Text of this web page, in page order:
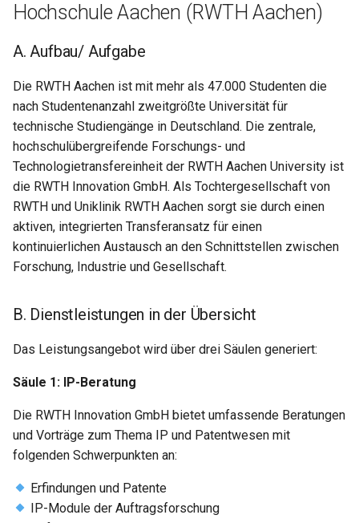
Hochschule Aachen (RWTH Aachen)
A. Aufbau/ Aufgabe
Die RWTH Aachen ist mit mehr als 47.000 Studenten die
nach Studentenanzahl zweitgrößte Universität für
technische Studiengänge in Deutschland. Die zentrale,
hochschulübergreifende Forschungs- und
Technologietransfereinheit der RWTH Aachen University ist
die RWTH Innovation GmbH. Als Tochtergesellschaft von
RWTH und Uniklinik RWTH Aachen sorgt sie durch einen
aktiven, integrierten Transferansatz für einen
kontinuierlichen Austausch an den Schnittstellen zwischen
Forschung, Industrie und Gesellschaft.
B. Dienstleistungen in der Übersicht
Das Leistungsangebot wird über drei Säulen generiert:
Säule 1: IP-Beratung
Die RWTH Innovation GmbH bietet umfassende Beratungen
und Vorträge zum Thema IP und Patentwesen mit
folgenden Schwerpunkten an:
Erfindungen und Patente
IP-Module der Auftragsforschung